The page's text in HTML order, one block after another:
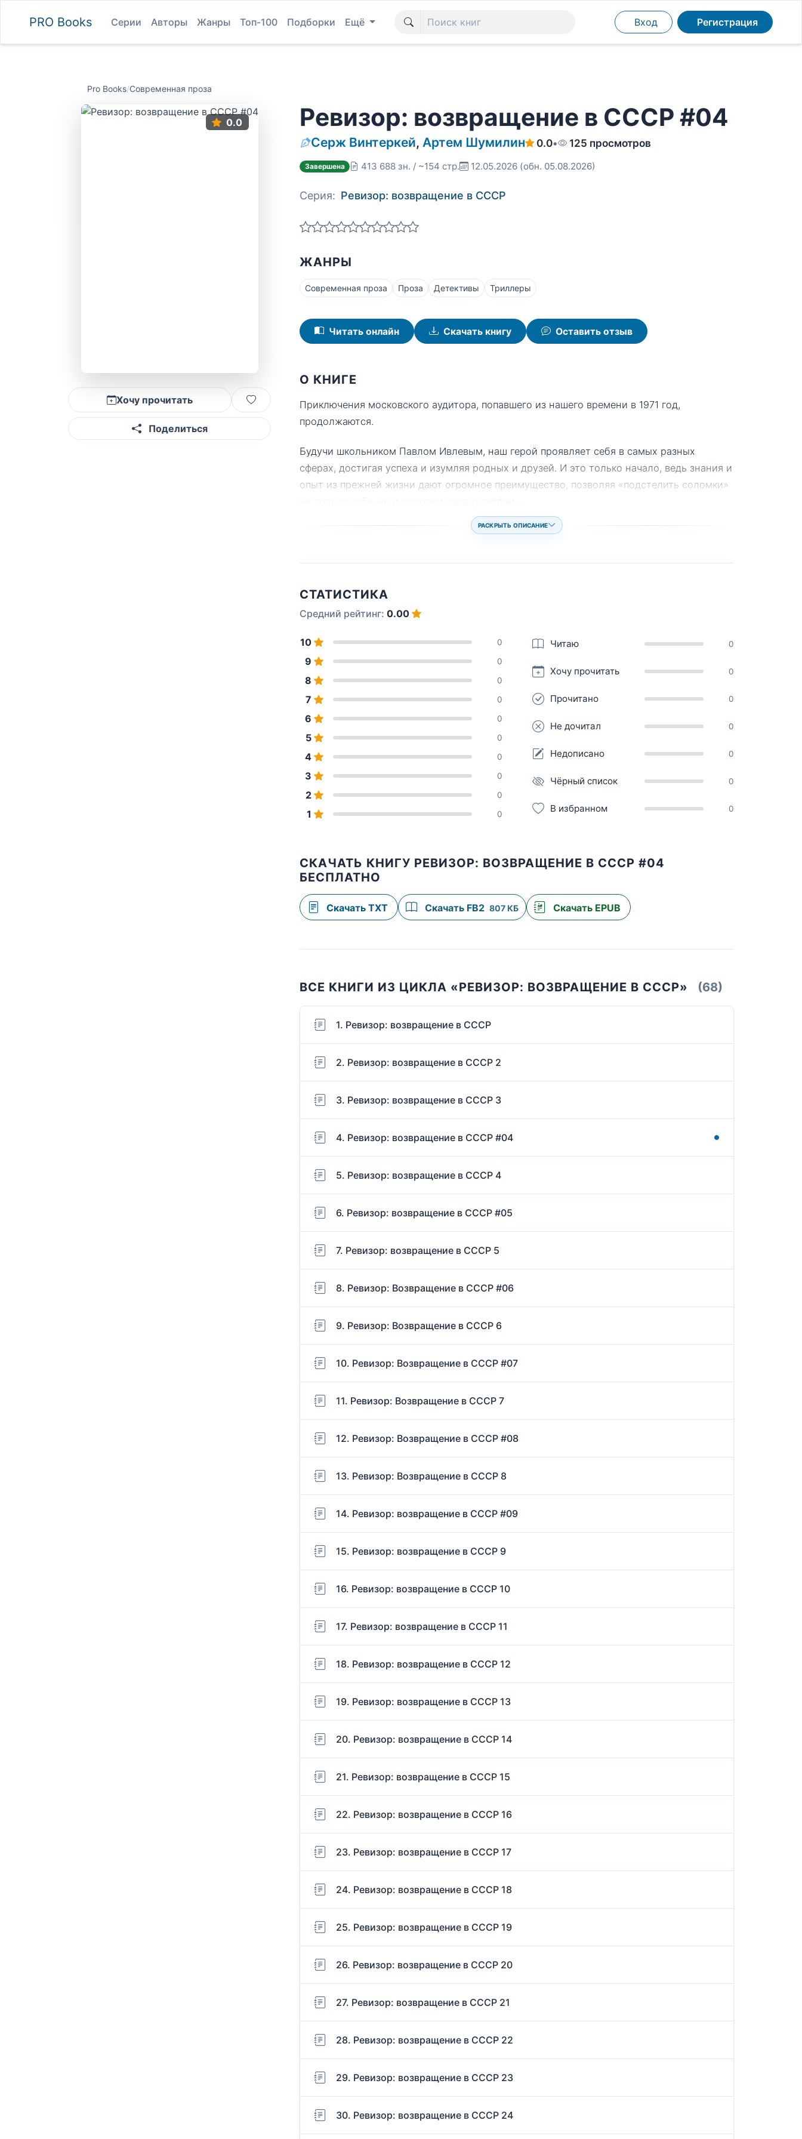
PRO Books Серии Авторы Жанры Топ-100 Подборки Ещё Вход Регистрация
Pro Books/Современная проза
0.0
Хочу прочитать
Поделиться
Ревизор: возвращение в СССР #04
Серж Винтеркей, Артем Шумилин 0.0• 125 просмотров
Завершена 413 688 зн. / ~154 стр. 12.05.2026 (обн. 05.08.2026)
Серия: Ревизор: возвращение в СССР
ЖАНРЫ
Современная проза Проза Детективы Триллеры
Читать онлайн Скачать книгу Оставить отзыв
О КНИГЕ
Приключения московского аудитора, попавшего из нашего времени в 1971 год,
продолжаются.
Будучи школьником Павлом Ивлевым, наш герой проявляет себя в самых разных
сферах, достигая успеха и изумляя родных и друзей. И это только начало, ведь знания и
опыт из прежней жизни дают огромное преимущество, позволяя «подстелить соломки»
РАСКРЫТЬ ОПИСАНИЕ
СТАТИСТИКА
Средний рейтинг: 0.00
10 0
9 0
8 0
7 0
6 0
5 0
4 0
3 0
2 0
1 0
Читаю 0
Хочу прочитать 0
Прочитано 0
Не дочитал 0
Недописано 0
Чёрный список 0
В избранном 0
СКАЧАТЬ КНИГУ РЕВИЗОР: ВОЗВРАЩЕНИЕ В СССР #04
БЕСПЛАТНО
Скачать TXT Скачать FB2 807 КБ Скачать EPUB
ВСЕ КНИГИ ИЗ ЦИКЛА «РЕВИЗОР: ВОЗВРАЩЕНИЕ В СССР» (68)
1. Ревизор: возвращение в СССР
2. Ревизор: возвращение в СССР 2
3. Ревизор: возвращение в СССР 3
4. Ревизор: возвращение в СССР #04
5. Ревизор: возвращение в СССР 4
6. Ревизор: возвращение в СССР #05
7. Ревизор: возвращение в СССР 5
8. Ревизор: Возвращение в СССР #06
9. Ревизор: Возвращение в СССР 6
10. Ревизор: Возвращение в СССР #07
11. Ревизор: Возвращение в СССР 7
12. Ревизор: Возвращение в СССР #08
13. Ревизор: Возвращение в СССР 8
14. Ревизор: возвращение в СССР #09
15. Ревизор: возвращение в СССР 9
16. Ревизор: возвращение в СССР 10
17. Ревизор: возвращение в СССР 11
18. Ревизор: возвращение в СССР 12
19. Ревизор: возвращение в СССР 13
20. Ревизор: возвращение в СССР 14
21. Ревизор: возвращение в СССР 15
22. Ревизор: возвращение в СССР 16
23. Ревизор: возвращение в СССР 17
24. Ревизор: возвращение в СССР 18
25. Ревизор: возвращение в СССР 19
26. Ревизор: возвращение в СССР 20
27. Ревизор: возвращение в СССР 21
28. Ревизор: возвращение в СССР 22
29. Ревизор: возвращение в СССР 23
30. Ревизор: возвращение в СССР 24